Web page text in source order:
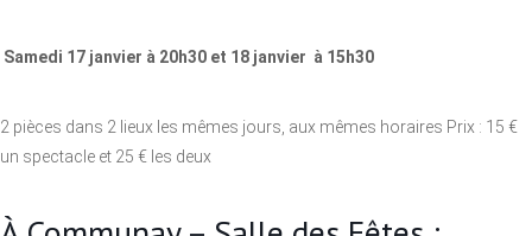
Samedi 17 janvier à 20h30 et 18 janvier à 15h30
2 pièces dans 2 lieux les mêmes jours, aux mêmes horaires Prix : 15 €
un spectacle et 25 € les deux